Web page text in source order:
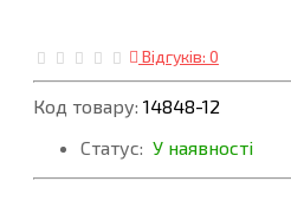
Відгуків: 0
Код товару: 14848-12
Статус: У наявності